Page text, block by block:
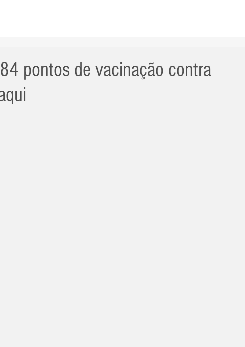
pontos de vacinação contra